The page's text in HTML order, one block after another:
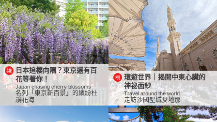
日本追櫻向隅？東京還有百
花等著你！
Japan chasing cherry blossoms
名列「東京新百景」的繽紛杜
鵑花海
環遊世界｜揭開中東心臟的
神祕面紗
Travel around the world
走訪沙國聖城麥地那